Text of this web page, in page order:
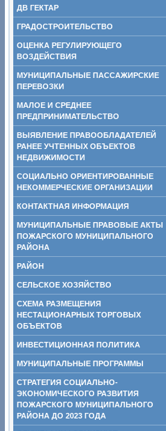
ДВ ГЕКТАР
ГРАДОСТРОИТЕЛЬСТВО
ОЦЕНКА РЕГУЛИРУЮЩЕГО
ВОЗДЕЙСТВИЯ
МУНИЦИПАЛЬНЫЕ ПАССАЖИРСКИЕ
ПЕРЕВОЗКИ
МАЛОЕ И СРЕДНЕЕ
ПРЕДПРИНИМАТЕЛЬСТВО
ВЫЯВЛЕНИЕ ПРАВООБЛАДАТЕЛЕЙ
РАНЕЕ УЧТЕННЫХ ОБЪЕКТОВ
НЕДВИЖИМОСТИ
СОЦИАЛЬНО ОРИЕНТИРОВАННЫЕ
НЕКОММЕРЧЕСКИЕ ОРГАНИЗАЦИИ
КОНТАКТНАЯ ИНФОРМАЦИЯ
МУНИЦИПАЛЬНЫЕ ПРАВОВЫЕ АКТЫ
ПОЖАРСКОГО МУНИЦИПАЛЬНОГО
РАЙОНА
РАЙОН
СЕЛЬСКОЕ ХОЗЯЙСТВО
СХЕМА РАЗМЕЩЕНИЯ
НЕСТАЦИОНАРНЫХ ТОРГОВЫХ
ОБЪЕКТОВ
ИНВЕСТИЦИОННАЯ ПОЛИТИКА
МУНИЦИПАЛЬНЫЕ ПРОГРАММЫ
СТРАТЕГИЯ СОЦИАЛЬНО-
ЭКОНОМИЧЕСКОГО РАЗВИТИЯ
ПОЖАРСКОГО МУНИЦИПАЛЬНОГО
РАЙОНА ДО 2023 ГОДА